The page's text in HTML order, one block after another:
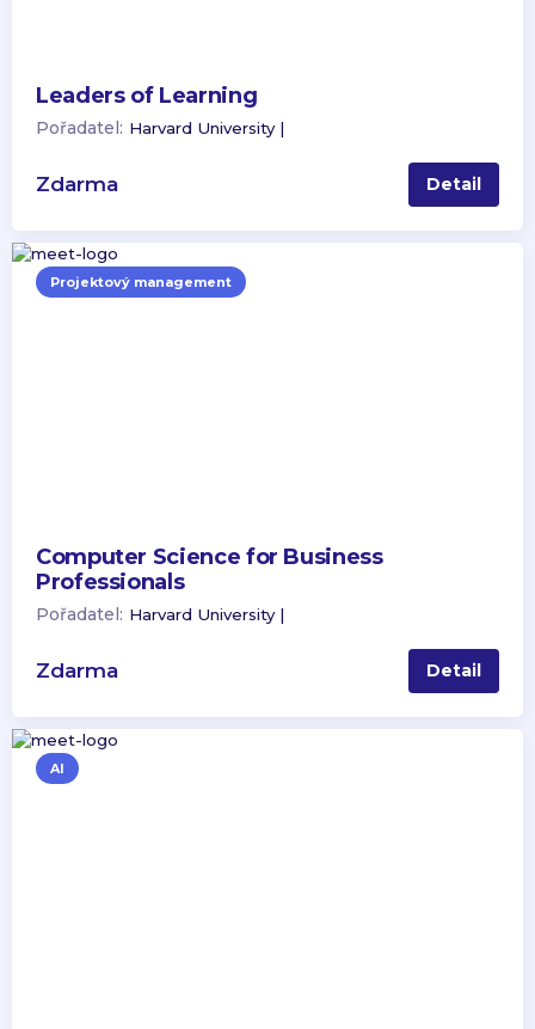
Leaders of Learning
Pořadatel: Harvard University |
Zdarma Detail
Computer Science for Business
Professionals
Projektový management
Pořadatel: Harvard University |
Zdarma Detail
AI